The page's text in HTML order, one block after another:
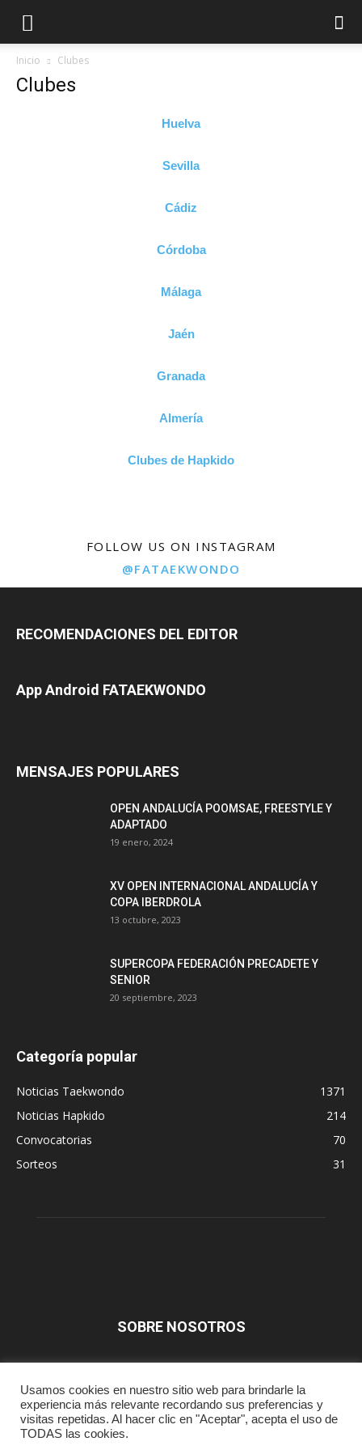
Inicio Clubes
Clubes
Huelva
Sevilla
Cádiz
Córdoba
Málaga
Jaén
Granada
Almería
Clubes de Hapkido
FOLLOW US ON INSTAGRAM
@FATAEKWONDO
RECOMENDACIONES DEL EDITOR
App Android FATAEKWONDO
MENSAJES POPULARES
OPEN ANDALUCÍA POOMSAE, FREESTYLE Y
ADAPTADO
19 enero, 2024
XV OPEN INTERNACIONAL ANDALUCÍA Y
COPA IBERDROLA
13 octubre, 2023
SUPERCOPA FEDERACIÓN PRECADETE Y
SENIOR
20 septiembre, 2023
Categoría popular
Noticias Taekwondo
1371
Noticias Hapkido
214
Convocatorias
70
Sorteos
31
SOBRE NOSOTROS
SÍGUENOS
Usamos cookies en nuestro sitio web para brindarle la
experiencia más relevante recordando sus preferencias y
visitas repetidas. Al hacer clic en "Aceptar", acepta el uso de
TODAS las cookies.